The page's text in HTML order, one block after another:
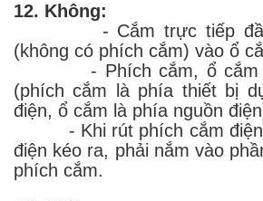
12. Không:
- Cắm trực tiếp đầu
(không có phích cắm) vào ổ
- Phích cắm, ổ cắm
(phích cắm là phía thiết bị
điện, ổ cắm là phía nguồn
- Khi rút phích cắm điện
điện kéo ra, phải nắm vào
phích cắm.